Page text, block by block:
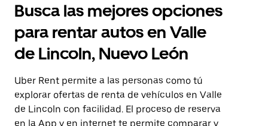
Busca las mejores opciones
para rentar autos en Valle
de Lincoln, Nuevo León
Uber Rent permite a las personas como tú
explorar ofertas de renta de vehículos en Valle
de Lincoln con facilidad. El proceso de reserva
en la App y en internet te permite comparar y